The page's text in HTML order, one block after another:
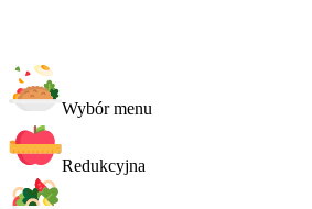
Wybór menu
Redukcyjna